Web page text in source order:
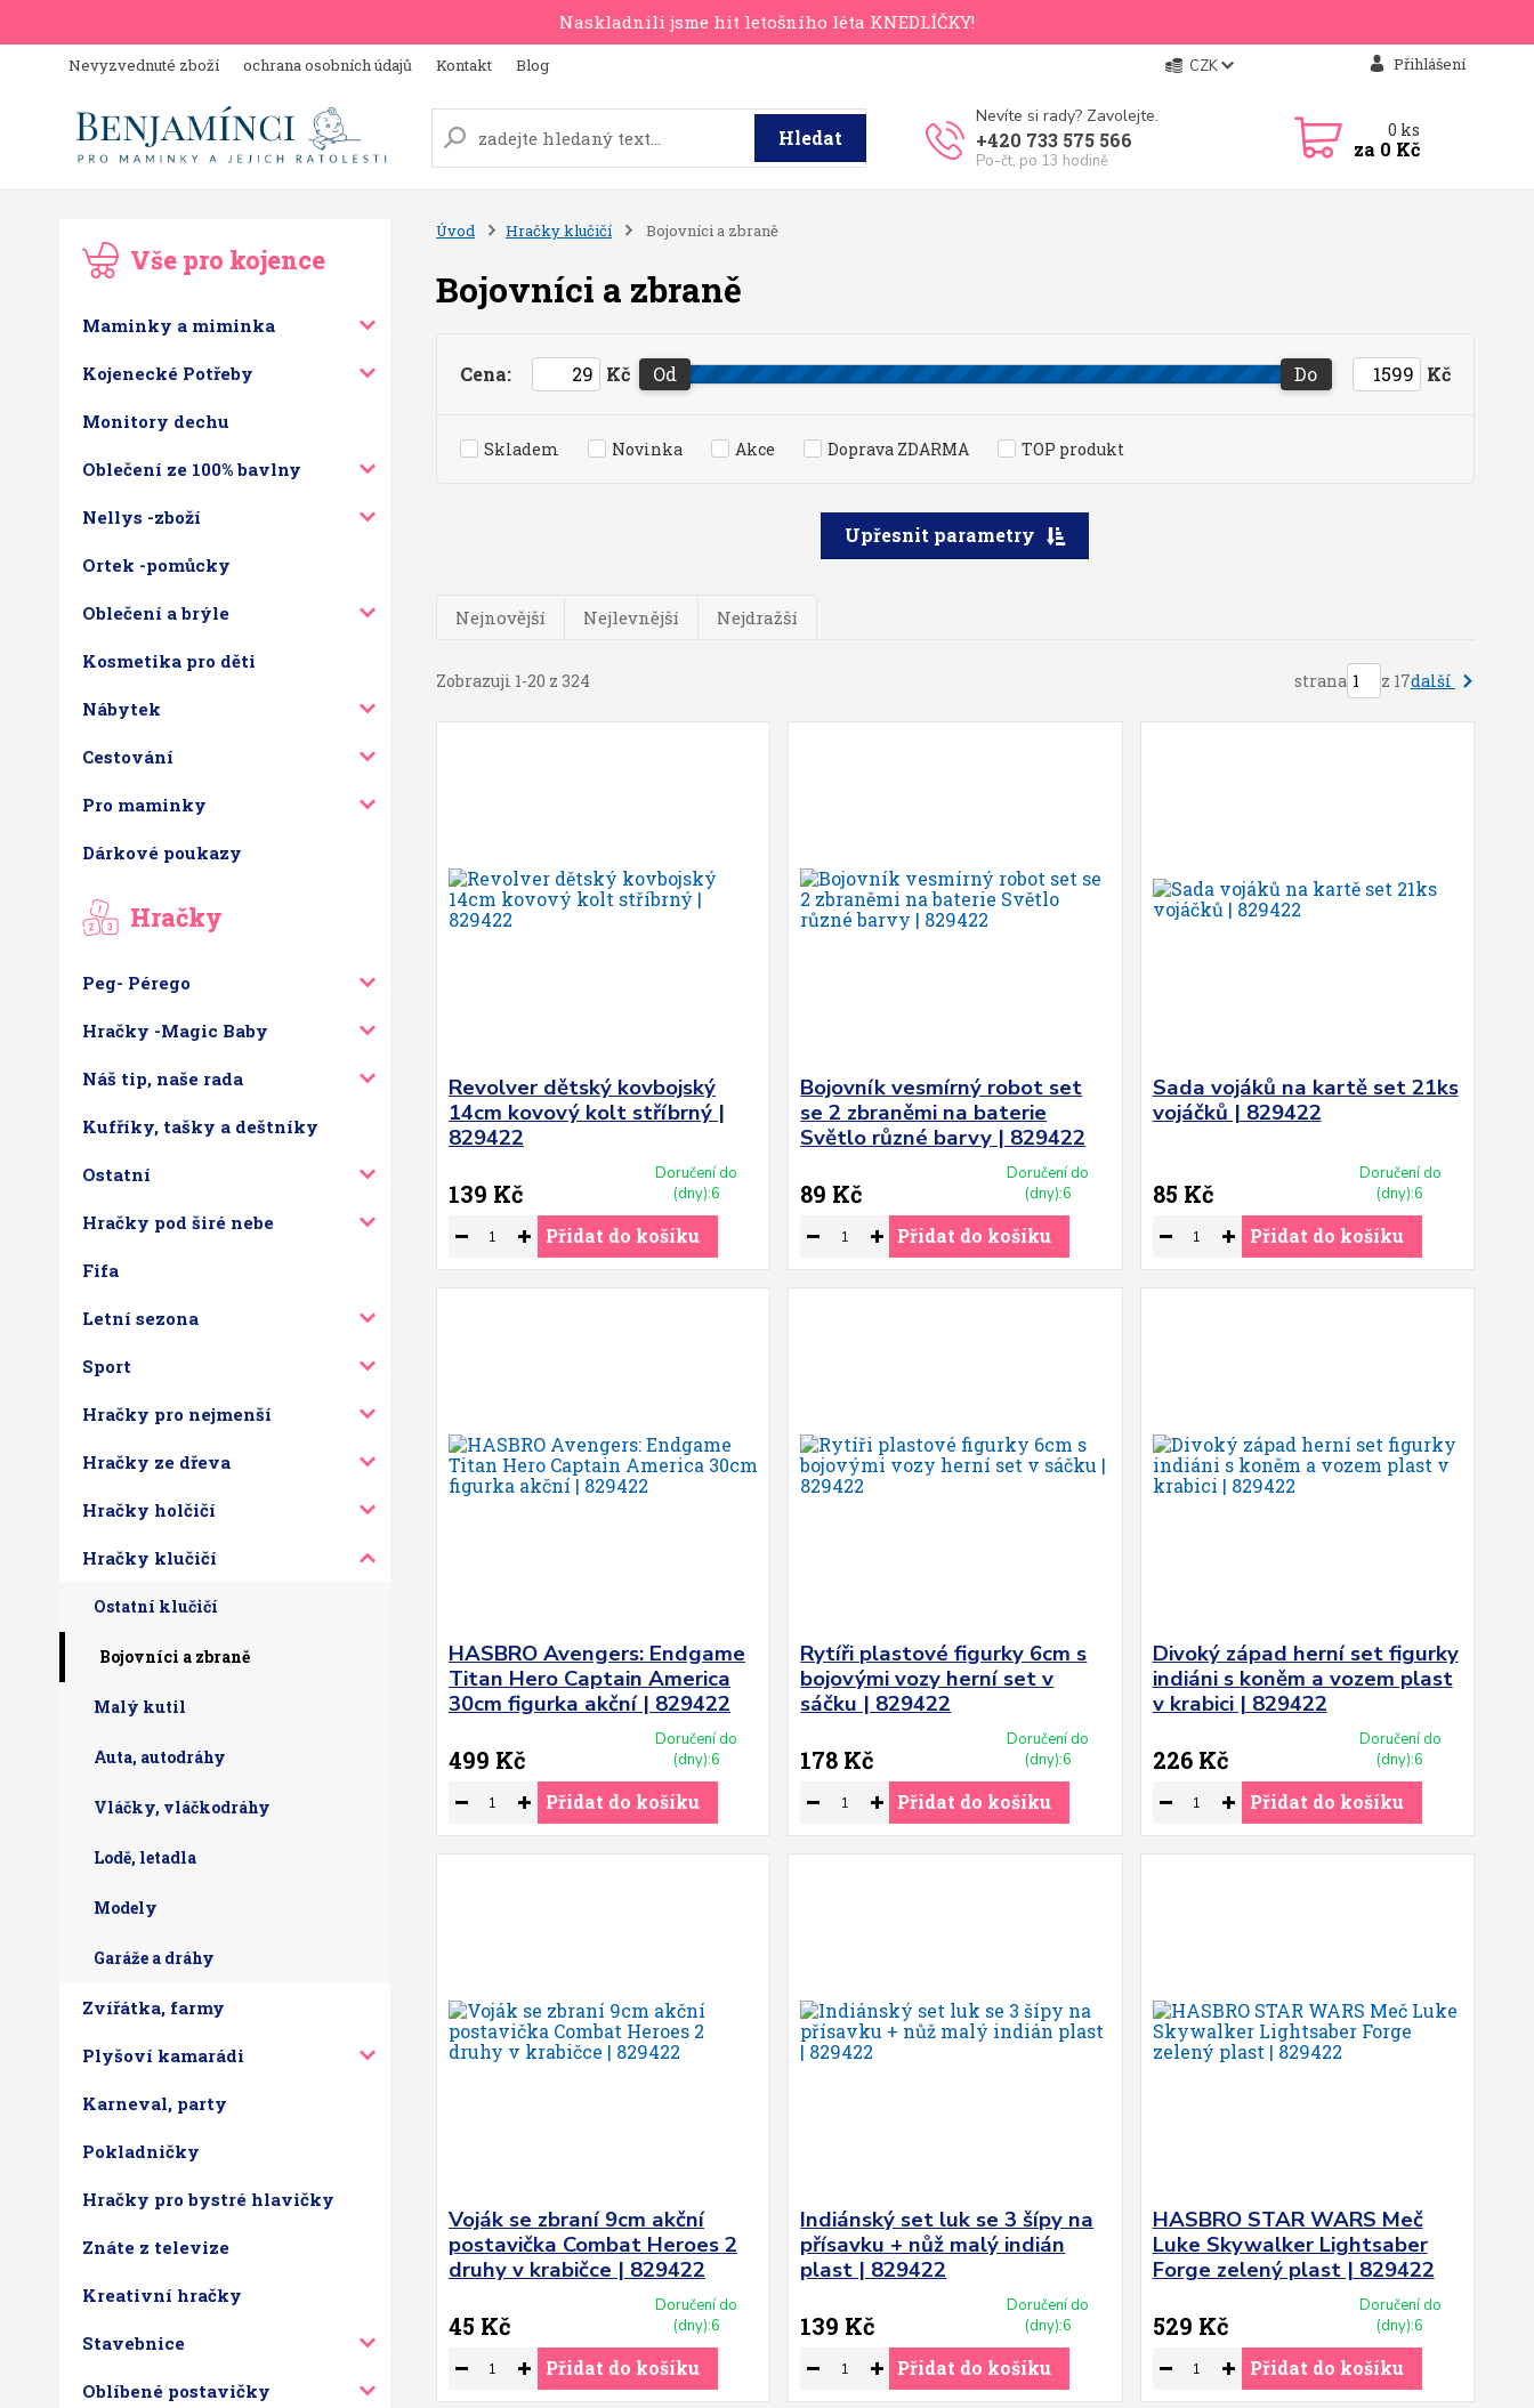
Naskladnili jsme hit letošního léta KNEDLÍČKY!
Nevyzvednuté zboží ochrana osobních údajů Kontakt Blog CZK Přihlášení
Hledat
Nevíte si rady? Zavolejte.
+420 733 575 566
Po-čt, po 13 hodině
0 ks
za 0 Kč
Vše pro kojence
Maminky a miminka
Kojenecké Potřeby
Monitory dechu
Oblečení ze 100% bavlny
Nellys -zboží
Ortek -pomůcky
Oblečení a brýle
Kosmetika pro děti
Nábytek
Cestování
Pro maminky
Dárkové poukazy
Hračky
Peg- Pérego
Hračky -Magic Baby
Náš tip, naše rada
Kufříky, tašky a deštníky
Ostatní
Hračky pod širé nebe
Fifa
Letní sezona
Sport
Hračky pro nejmenší
Hračky ze dřeva
Hračky holčičí
Hračky klučičí
Ostatní klučičí
Bojovníci a zbraně
Malý kutil
Auta, autodráhy
Vláčky, vláčkodráhy
Lodě, letadla
Modely
Garáže a dráhy
Zvířátka, farmy
Plyšoví kamarádi
Karneval, party
Pokladničky
Hračky pro bystré hlavičky
Znáte z televize
Kreativní hračky
Stavebnice
Oblíbené postavičky
Úvod Hračky klučičí Bojovníci a zbraně
Bojovníci a zbraně
Upřesnit parametry
Cena: Kč Od Do Kč
Skladem Novinka Akce Doprava ZDARMA TOP produkt
Nejnovější Nejlevnější Nejdražší
Zobrazuji 1-20 z 324 strana z 17další
Revolver dětský kovbojský
14cm kovový kolt stříbrný |
829422
139 Kč
Doručení do
(dny):6
Přidat do košíku
Bojovník vesmírný robot set
se 2 zbraněmi na baterie
Světlo různé barvy | 829422
89 Kč
Doručení do
(dny):6
Přidat do košíku
Sada vojáků na kartě set 21ks
vojáčků | 829422
85 Kč
Doručení do
(dny):6
Přidat do košíku
HASBRO Avengers: Endgame
Titan Hero Captain America
30cm figurka akční | 829422
499 Kč
Doručení do
(dny):6
Přidat do košíku
Rytíři plastové figurky 6cm s
bojovými vozy herní set v
sáčku | 829422
178 Kč
Doručení do
(dny):6
Přidat do košíku
Divoký západ herní set figurky
indiáni s koněm a vozem plast
v krabici | 829422
226 Kč
Doručení do
(dny):6
Přidat do košíku
Voják se zbraní 9cm akční
postavička Combat Heroes 2
druhy v krabičce | 829422
45 Kč
Doručení do
(dny):6
Přidat do košíku
Indiánský set luk se 3 šípy na
přísavku + nůž malý indián
plast | 829422
139 Kč
Doručení do
(dny):6
Přidat do košíku
HASBRO STAR WARS Meč
Luke Skywalker Lightsaber
Forge zelený plast | 829422
529 Kč
Doručení do
(dny):6
Přidat do košíku